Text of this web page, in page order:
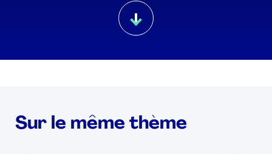
Sur le même thème